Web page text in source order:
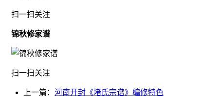
扫一扫关注
锦秋修家谱
扫一扫关注
上一篇： 河南开封《堵氏宗谱》编修特色